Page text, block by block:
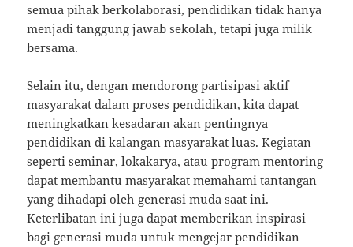
semua pihak berkolaborasi, pendidikan tidak hanya
menjadi tanggung jawab sekolah, tetapi juga milik
bersama.
Selain itu, dengan mendorong partisipasi aktif
masyarakat dalam proses pendidikan, kita dapat
meningkatkan kesadaran akan pentingnya
pendidikan di kalangan masyarakat luas. Kegiatan
seperti seminar, lokakarya, atau program mentoring
dapat membantu masyarakat memahami tantangan
yang dihadapi oleh generasi muda saat ini.
Keterlibatan ini juga dapat memberikan inspirasi
bagi generasi muda untuk mengejar pendidikan